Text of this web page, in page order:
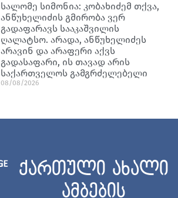
სალომე სიმონია: კობახიძემ თქვა,
ანწუხელიძის გმირობა ვერ
გადაფარავს სააკაშვილის
ღალატსო. არადა, ანწუხელიძეს
არავინ და არაფერი აქვს
გადასაფარი, ის თავად არის
საქართველოს გამგრძელებელი
08/08/2026
ქართული ახალი
ამბების